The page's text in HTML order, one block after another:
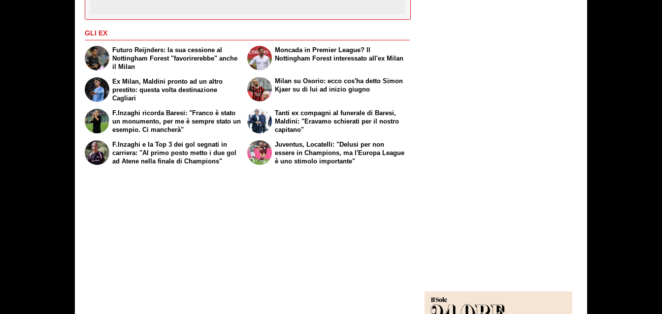
GLI EX
Futuro Reijnders: la sua cessione al
Nottingham Forest "favorirerebbe" anche
il Milan
Ex Milan, Maldini pronto ad un altro
prestito: questa volta destinazione
Cagliari
Moncada in Premier League? Il
Nottingham Forest interessato all'ex Milan
Milan su Osorio: ecco cos'ha detto Simon
Kjaer su di lui ad inizio giugno
F.Inzaghi ricorda Baresi: "Franco è stato
un monumento, per me è sempre stato un
esempio. Ci mancherà"
F.Inzaghi e la Top 3 dei gol segnati in
carriera: "Al primo posto metto i due gol
ad Atene nella finale di Champions"
Tanti ex compagni al funerale di Baresi,
Maldini: "Eravamo schierati per il nostro
capitano"
Juventus, Locatelli: "Delusi per non
essere in Champions, ma l'Europa League
è uno stimolo importante"